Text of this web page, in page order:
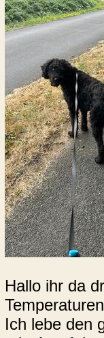
Hallo ihr da
Ich lebe den